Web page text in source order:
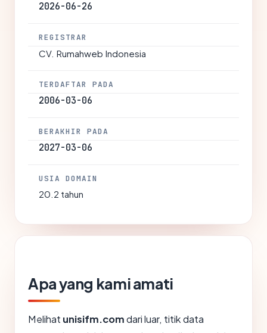
2026-06-26
REGISTRAR
CV. Rumahweb Indonesia
TERDAFTAR PADA
2006-03-06
BERAKHIR PADA
2027-03-06
USIA DOMAIN
20.2 tahun
Apa yang kami amati
Melihat unisifm.comdari luar, titik data